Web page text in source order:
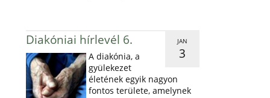
JAN
3
Diakóniai hírlevél 6.
A diakónia, a
gyülekezet
életének egyik nagyon
fontos területe, amelynek